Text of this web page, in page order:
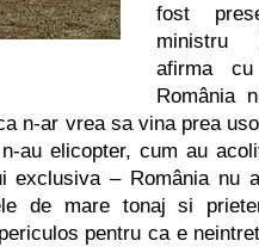
fost
afirma
România
n-ar vrea sa vina prea
au elicopter, cum au
– România nu
de mare tonaj si
pentru ca e